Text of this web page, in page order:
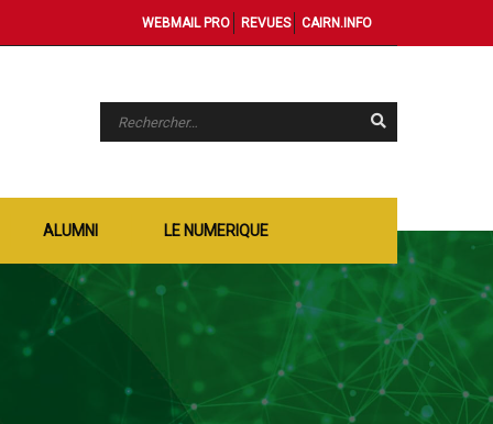
WEBMAIL PRO REVUES CAIRN.INFO
ALUMNI LE NUMERIQUE